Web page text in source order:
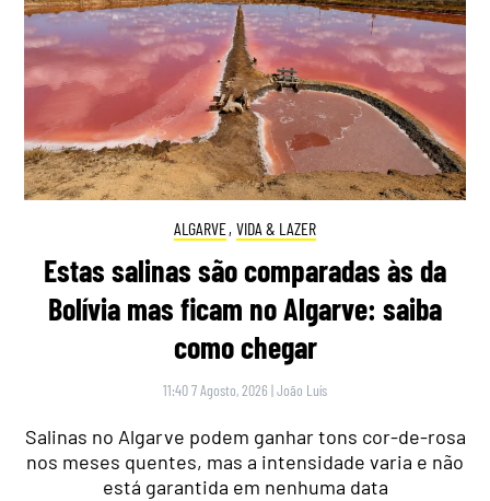
ALGARVE, VIDA & LAZER
Estas salinas são comparadas às da
Bolívia mas ficam no Algarve: saiba
como chegar
11:40 7 Agosto, 2026 |João Luís
Salinas no Algarve podem ganhar tons cor-de-rosa
nos meses quentes, mas a intensidade varia e não
está garantida em nenhuma data